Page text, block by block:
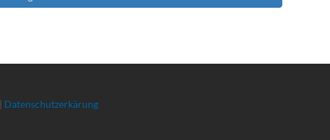
| Datenschutzerkärung